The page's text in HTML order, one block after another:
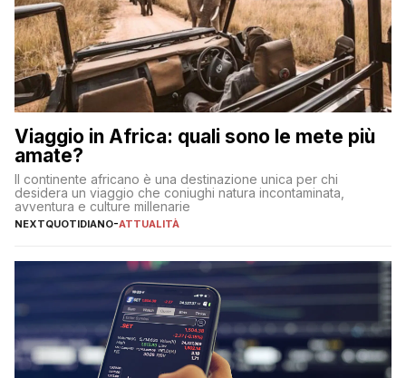
Viaggio in Africa: quali sono le mete più
amate?
Il continente africano è una destinazione unica per chi
desidera un viaggio che coniughi natura incontaminata,
avventura e culture millenarie
NEXTQUOTIDIANO-ATTUALITÀ